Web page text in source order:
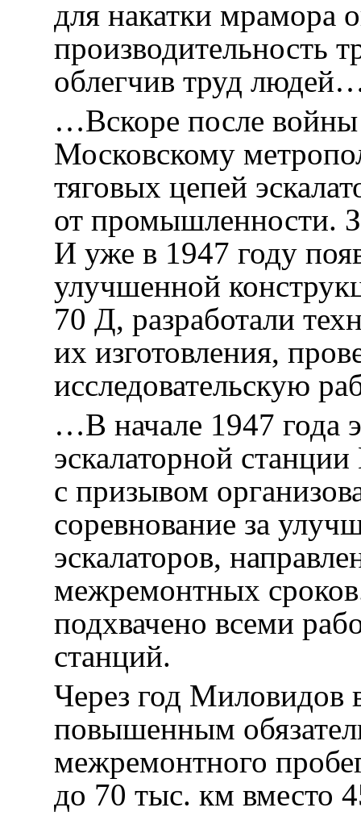
для накатки мрамора
производительность
облегчив труд
…Вскоре после
Московскому
тяговых цепей
от промышленности.
И уже в 1947 году
улучшенной
70 Д, разработали
их изготовления,
исследовательскую
…В начале 1947 года
эскалаторной
с призывом
соревнование за
эскалаторов,
межремонтных
подхвачено всеми
станций.
Через год Миловидов
повышенным
межремонтного
до 70 тыс. км вместо